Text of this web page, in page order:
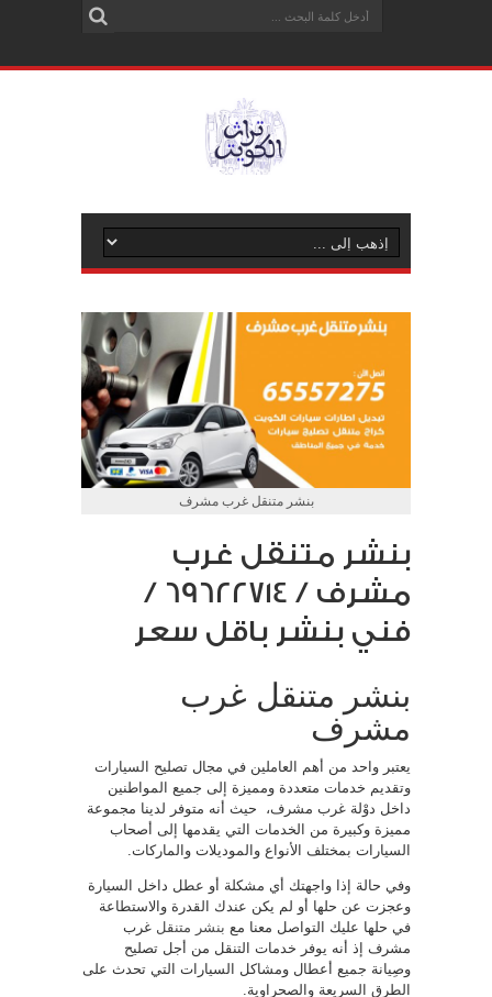
بنشر متنقل غرب مشرف
بنشر متنقل غرب
مشرف / 69622714‬ /
فني بنشر باقل سعر
بنشر متنقل غرب
مشرف
يعتبر واحد من أهم العاملين في مجال تصليح السيارات
وتقديم خدمات متعددة ومميزة إلى جميع المواطنين
داخل دوْلة غرب مشرف، حيث أنه متوفر لدينا مجموعة
مميزة وكبيرة من الخدمات التي يقدمها إلى أصحاب
السيارات بمختلف الأنواع والموديلات والماركات.
وفي حالة إذا واجهتك أي مشكلة أو عطل داخل السيارة
وعجزت عن حلها أو لم يكن عندك القدرة والاستطاعة
في حلها عليك التواصل معنا مع بنشر متنقل غرب
مشرف إذ أنه يوفر خدمات التنقل من أجل تصليح
وصِيانة جميع أعطال ومشاكل السيارات التي تحدث على
الطرق السريعة والصحراوية.